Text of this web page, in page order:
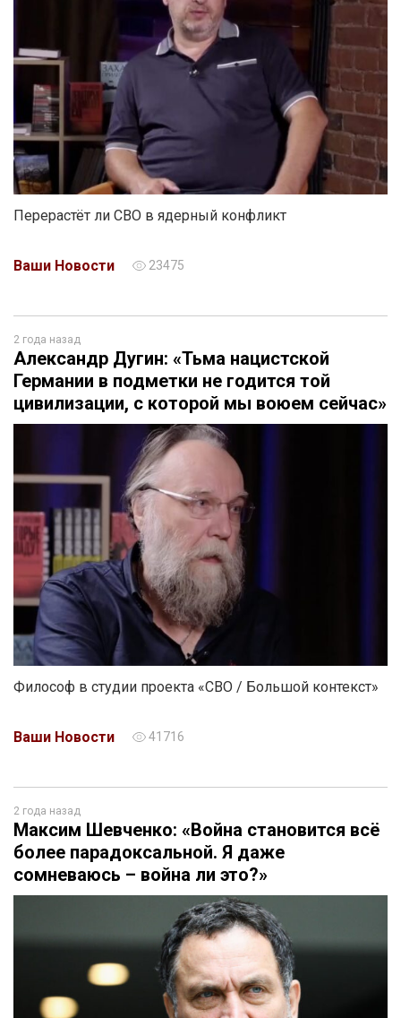
Перерастёт ли СВО в ядерный конфликт
Ваши Новости 23475
2 года назад
Александр Дугин: «Тьма нацистской
Германии в подметки не годится той
цивилизации, с которой мы воюем сейчас»
Философ в студии проекта «СВО / Большой контекст»
Ваши Новости 41716
2 года назад
Максим Шевченко: «Война становится всё
более парадоксальной. Я даже
сомневаюсь – война ли это?»